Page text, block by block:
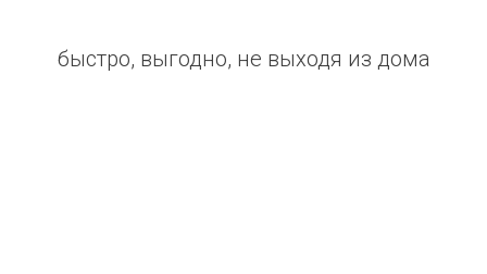
быстро, выгодно, не выходя из дома